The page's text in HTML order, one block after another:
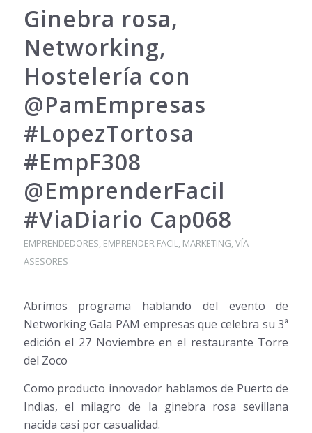
Ginebra rosa,
Networking,
Hostelería con
@PamEmpresas
#LopezTortosa
#EmpF308
@EmprenderFacil
#ViaDiario Cap068
EMPRENDEDORES EMPRENDER FACIL MARKETING VÍA
ASESORES
Abrimos programa hablando del evento de
Networking Gala PAM empresas que celebra su 3ª
edición el 27 Noviembre en el restaurante Torre
del Zoco
Como producto innovador hablamos de Puerto de
Indias, el milagro de la ginebra rosa sevillana
nacida casi por casualidad.